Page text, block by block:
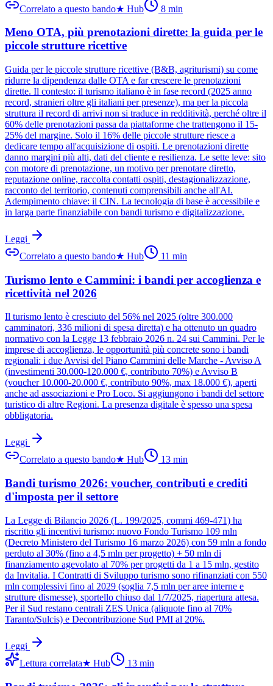
Correlato a questo bando★ Hub 8 min
Meno OTA, più prenotazioni dirette: la guida per le
piccole strutture ricettive
Guida per le piccole strutture ricettive (B&B, agriturismi) su come
ridurre la dipendenza dalle OTA e far crescere le prenotazioni
dirette. Il contesto: il turismo italiano è in fase record (2025 anno
record, stranieri oltre gli italiani per presenze), ma per la piccola
struttura il record di arrivi non si traduce in redditività, perché oltre il
60% delle prenotazioni passa da piattaforme che trattengono il 15-
25% del margine. Solo il 16% delle piccole strutture riesce a
dedicare tempo all'acquisizione di ospiti. Le prenotazioni dirette
danno margini più alti, dati del cliente e resilienza. Le sette leve: sito
con motore di prenotazione, un motivo per prenotare diretto,
reputazione online, raccolta contatti ospiti, destagionalizzazione,
racconto del territorio, contenuti comprensibili anche all'AI.
Adempimento chiave: il CIN. La tecnologia di base è accessibile e
in larga parte finanziabile con bandi turismo e digitalizzazione.
Leggi
Correlato a questo bando★ Hub 11 min
Turismo lento e Cammini: i bandi per accoglienza e
ricettività nel 2026
Il turismo lento è cresciuto del 56% nel 2025 (oltre 300.000
camminatori, 336 milioni di spesa diretta) e ha ottenuto un quadro
normativo con la Legge 13 febbraio 2026 n. 24 sui Cammini. Per le
imprese di accoglienza, le opportunità più concrete sono i bandi
regionali: i due Avvisi del Piano Cammini delle Marche - Avviso A
(investimenti 30.000-120.000 €, contributo 70%) e Avviso B
(voucher 10.000-20.000 €, contributo 90%, max 18.000 €), aperti
anche ad associazioni e Pro Loco. Si aggiungono i bandi del settore
turistico di altre Regioni. La presenza digitale è spesso una spesa
obbligatoria.
Leggi
Correlato a questo bando★ Hub 13 min
Bandi turismo 2026: voucher, contributi e crediti
d'imposta per il settore
La Legge di Bilancio 2026 (L. 199/2025, commi 469-471) ha
riscritto gli incentivi turismo: nuovo Fondo Turismo 109 mln
(Decreto Ministero del Turismo 16 marzo 2026) con 59 mln a fondo
perduto al 30% (fino a 4,5 mln per progetto) + 50 mln di
finanziamento agevolato al 70% per progetti da 1 a 15 mln, gestito
da Invitalia. I Contratti di Sviluppo turismo sono rifinanziati con 550
mln complessivi fino al 2029 (soglia 7,5 mln per aree interne e
strutture dismesse), sportello chiuso dal 1/7/2025, riapertura attesa.
Per il Sud restano centrali ZES Unica (aliquote fino al 70%
Taranto/Sulcis) e Decontribuzione Sud PMI al 20%.
Leggi
Lettura correlata★ Hub 13 min